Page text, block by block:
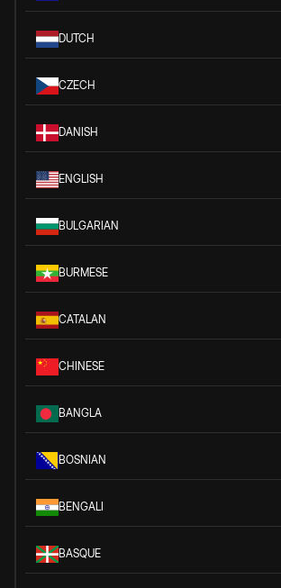
DUTCH
CZECH
DANISH
ENGLISH
BULGARIAN
BURMESE
CATALAN
CHINESE
BANGLA
BOSNIAN
BENGALI
BASQUE